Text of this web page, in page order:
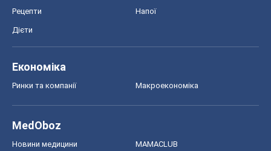
Рецепти Напої
Дієти
Економіка
Ринки та компанії Макроекономіка
MedOboz
Новини медицини MAMACLUB